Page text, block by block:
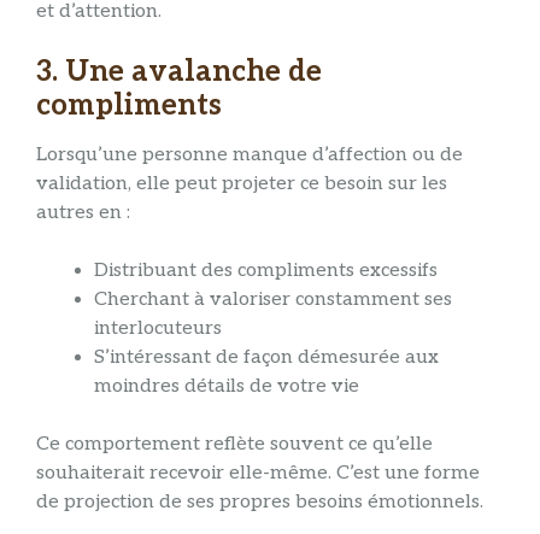
et d’attention.
3. Une avalanche de
compliments
Lorsqu’une personne manque d’affection ou de
validation, elle peut projeter ce besoin sur les
autres en :
Distribuant des compliments excessifs
Cherchant à valoriser constamment ses
interlocuteurs
S’intéressant de façon démesurée aux
moindres détails de votre vie
Ce comportement reflète souvent ce qu’elle
souhaiterait recevoir elle-même. C’est une forme
de projection de ses propres besoins émotionnels.